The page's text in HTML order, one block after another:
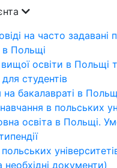
на часто задавані
в Польщі
освіти в Польщі
студентів
бакалавраті в
в польських
освіта в Польщі.
необхідні документи)